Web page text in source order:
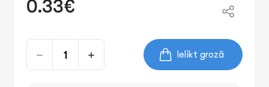
0.33€
Ielikt grozā